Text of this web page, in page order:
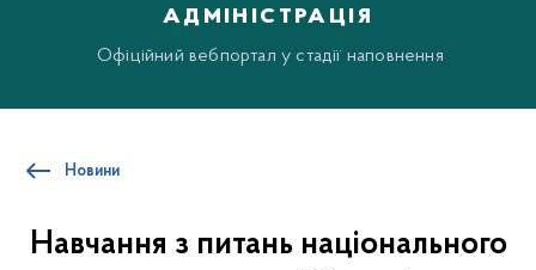
адміністрація
Офіційний вебпортал у стадії наповнення
Новини
Навчання з питань національного